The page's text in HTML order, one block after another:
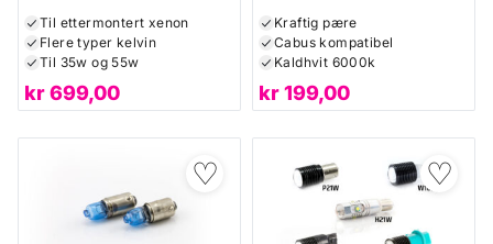
Til ettermontert xenon
Flere typer kelvin
Til 35w og 55w
kr699,00
Kraftig pære
Cabus kompatibel
Kaldhvit 6000k
kr199,00
♡ ♡